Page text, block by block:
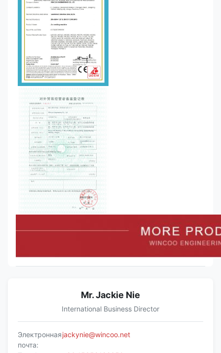
Mr. Jackie Nie
International Business Director
Электронная
почта:
jackynie@wincoo.net